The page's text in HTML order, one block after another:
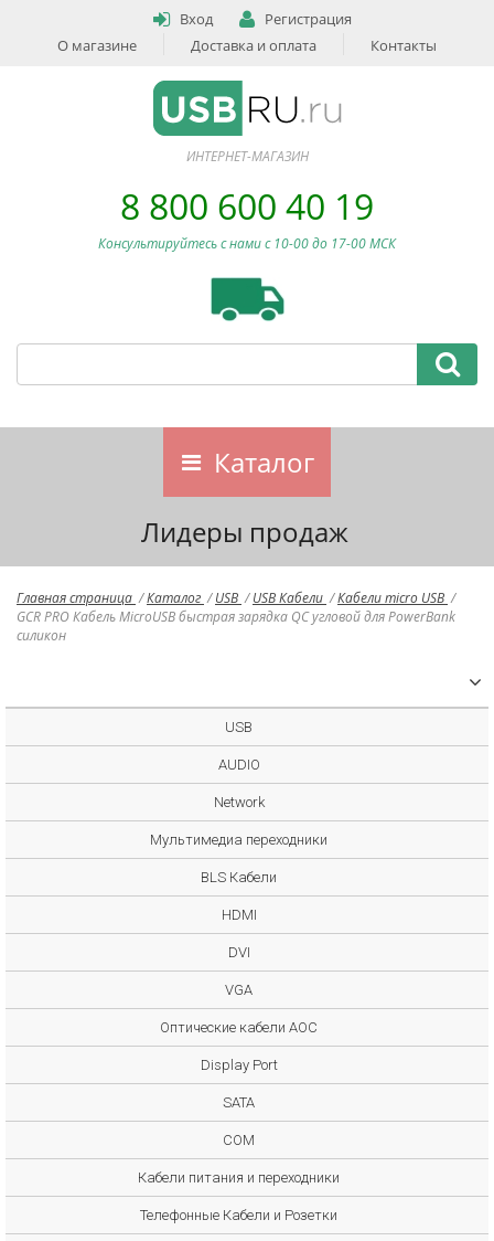
Вход
Регистрация
О магазине
Доставка и оплата Контакты
ИНТЕРНЕТ-МАГАЗИН
8 800 600 40 19
Консультируйтесь с нами c 10-00 до 17-00 МСК
Каталог
Лидеры продаж
Главная страница /Каталог / USB / USB Кабели /Кабели micro USB /
GCR PRO Кабель MicroUSB быстрая зарядка QC угловой для PowerBank
силикон
USB
AUDIO
Network
Мультимедиа переходники
BLS Кабели
HDMI
DVI
VGA
Оптические кабели AOC
Display Port
SATA
COM
Кабели питания и переходники
Телефонные Кабели и Розетки